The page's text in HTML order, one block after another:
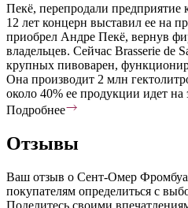
Пекё, перепродали предприятие
12 лет концерн выставил ее на
приобрел Андре Пекё, вернув
владельцев. Сейчас Brasserie de
крупных пивоварен,
Она производит 2 млн
около 40% ее продукции идет на
Подробнее
Отзывы
Ваш отзыв о Сент-Омер
покупателям определиться с
Поделитесь своими